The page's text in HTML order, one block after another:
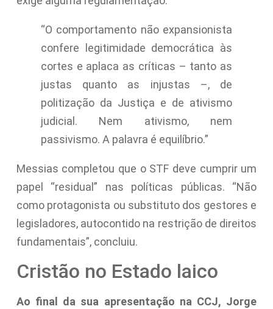
“O comportamento não expansionista
confere legitimidade democrática às
cortes e aplaca as críticas – tanto as
justas quanto as injustas –, de
politização da Justiça e de ativismo
judicial. Nem ativismo, nem
passivismo. A palavra é equilíbrio.”
Messias completou que o STF deve cumprir um
papel “residual” nas políticas públicas. “Não
como protagonista ou substituto dos gestores e
legisladores, autocontido na restrição de direitos
fundamentais”, concluiu.
Cristão no Estado laico
Ao final da sua apresentação na CCJ, Jorge